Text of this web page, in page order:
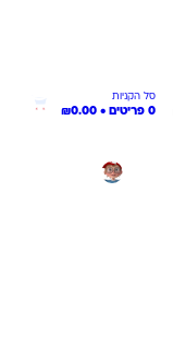
סל הקניות
0 פריטים • ₪0.00